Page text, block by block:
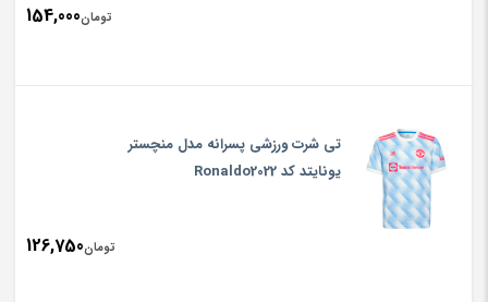
تومان154,000
تی شرت ورزشی پسرانه مدل منچستر
یونایتد کد Ronaldo2022
تومان126,750